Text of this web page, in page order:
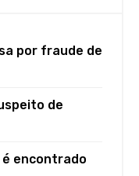
por fraude de
de
encontrado